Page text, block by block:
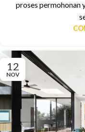
proses permohonan
12
NOV